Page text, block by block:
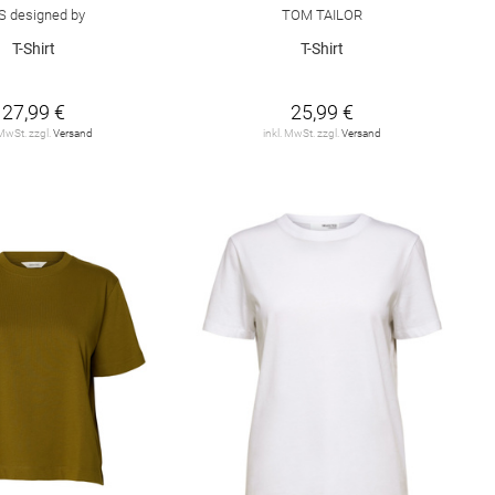
designed by
T-Shirt
27,99 €
zzgl.Versand
TOM TAILOR
T-Shirt
25,99 €
inkl. MwSt. zzgl.Versand